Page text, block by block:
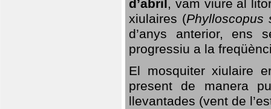
d’abril, vam viure al
xiulaires (Phylloscopus
d’anys anterior, ens
progressiu a la
El mosquiter xiulaire
present de manera
llevantades (vent de